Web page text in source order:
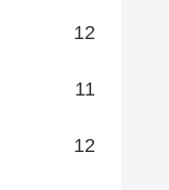
12
11
12